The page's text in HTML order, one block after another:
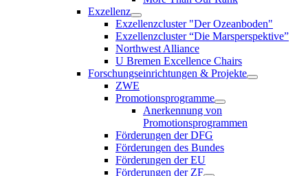
Exzellenz
Exzellenzcluster "Der Ozeanboden"
Exzellenzcluster “Die Marsperspektive”
Northwest Alliance
U Bremen Excellence Chairs
Forschungseinrichtungen & Projekte
ZWE
Promotionsprogramme
Anerkennung von
Promotionsprogrammen
Förderungen der DFG
Förderungen des Bundes
Förderungen der EU
Förderungen der ZF